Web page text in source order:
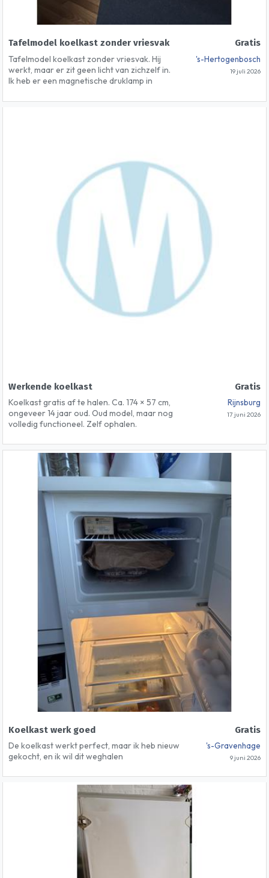
Gratis
Tafelmodel koelkast zonder vriesvak
's-Hertogenbosch
19 juli 2026
Tafelmodel koelkast zonder vriesvak. Hij
werkt, maar er zit geen licht van zichzelf in.
Ik heb er een magnetische druklamp in
schoongemaakt worden. Af te halen enkel
Gratis
Werkende koelkast
Rijnsburg
17 juni 2026
Koelkast gratis af te halen. Ca. 174 × 57 cm,
ongeveer 14 jaar oud. Oud model, maar nog
volledig functioneel. Zelf ophalen.
Gratis
Koelkast werk goed
's-Gravenhage
9 juni 2026
De koelkast werkt perfect, maar ik heb nieuw
gekocht, en ik wil dit weghalen